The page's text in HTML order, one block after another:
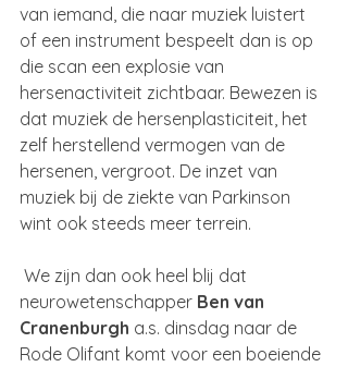
van iemand, die naar muziek luistert
of een instrument bespeelt dan is op
die scan een explosie van
hersenactiviteit zichtbaar. Bewezen is
dat muziek de hersenplasticiteit, het
zelf herstellend vermogen van de
hersenen, vergroot. De inzet van
muziek bij de ziekte van Parkinson
wint ook steeds meer terrein.
neurowetenschapper Ben van
Cranenburgh a.s. dinsdag naar de
Rode Olifant komt voor een boeiende